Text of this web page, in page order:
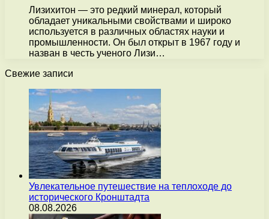
Лизихитон — это редкий минерал, который
обладает уникальными свойствами и широко
используется в различных областях науки и
промышленности. Он был открыт в 1967 году и
назван в честь ученого Лизи…
Свежие записи
Увлекательное путешествие на теплоходе до
исторического Кронштадта
08.08.2026